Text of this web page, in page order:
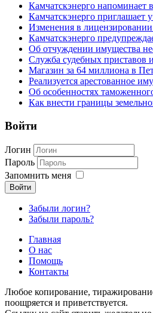
Камчатскэнерго напоминает
Камчатскэнерго приглашает
Изменения в лицензировании
Камчатскэнерго
Об отчуждении имущества
Служба судебных приставов
Магазин за 64 миллиона в
Реализуется арестованное
Об особенностях
Как внести границы
Войти
Логин
Пароль
Запомнить меня
Войти
Забыли логин?
Забыли пароль?
Главная
О нас
Помощь
Контакты
Любое копирование,
поощряется и приветствуется.